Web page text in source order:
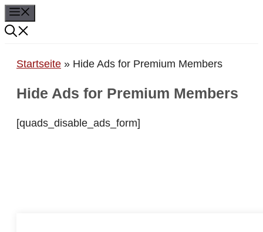
Zum
Inhalt
Startseite » Hide Ads for Premium Members
Hide Ads for Premium Members
[quads_disable_ads_form]